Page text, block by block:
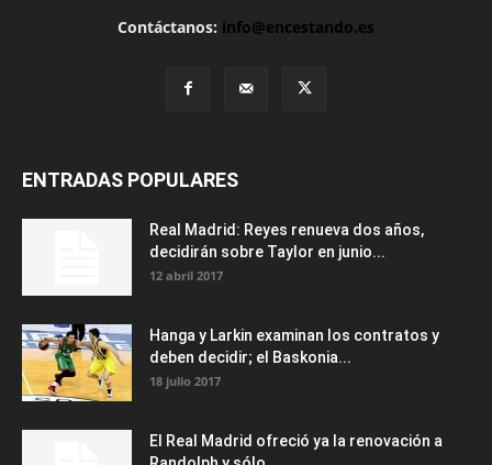
Contáctanos: info@encestando.es
ENTRADAS POPULARES
Real Madrid: Reyes renueva dos años,
decidirán sobre Taylor en junio...
12 abril 2017
Hanga y Larkin examinan los contratos y
deben decidir; el Baskonia...
18 julio 2017
El Real Madrid ofreció ya la renovación a